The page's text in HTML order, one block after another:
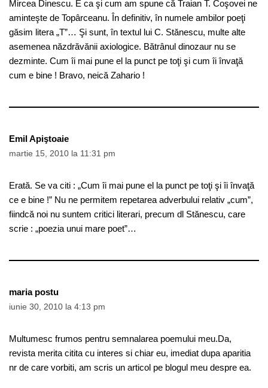
Mircea Dinescu. E ca şi cum am spune că Traian T. Coşovei ne
aminteşte de Topârceanu. În definitiv, în numele ambilor poeţi
găsim litera „T”… Şi sunt, în textul lui C. Stănescu, multe alte
asemenea năzdrăvănii axiologice. Bătrânul dinozaur nu se
dezminte. Cum îi mai pune el la punct pe toţi şi cum îi învaţă
cum e bine ! Bravo, neică Zahario !
Emil Apiştoaie
martie 15, 2010 la 11:31 pm
Erată. Se va citi : „Cum îi mai pune el la punct pe toţi şi îi învaţă
ce e bine !” Nu ne permitem repetarea adverbului relativ „cum”,
fiindcă noi nu suntem critici literari, precum dl Stănescu, care
scrie : „poezia unui mare poet”…
maria postu
iunie 30, 2010 la 4:13 pm
Multumesc frumos pentru semnalarea poemului meu.Da,
revista merita citita cu interes si chiar eu, imediat dupa aparitia
nr de care vorbiti, am scris un articol pe blogul meu despre ea.